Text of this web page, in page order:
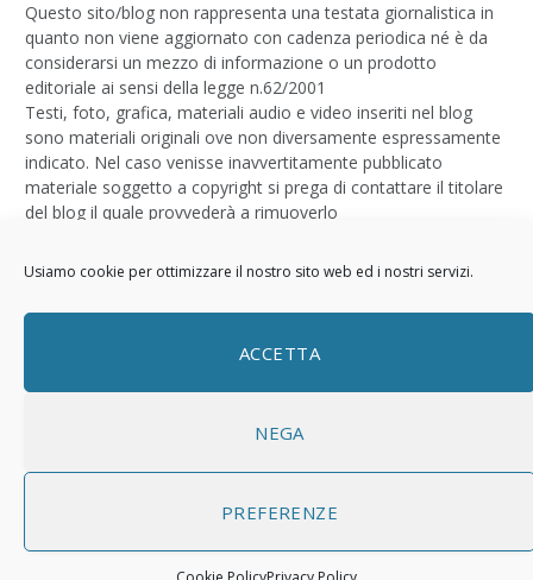
Usiamo cookie per ottimizzare il nostro sito web ed i nostri servizi.
ACCETTA
NEGA
PREFERENZE
Questo sito/blog non rappresenta una testata giornalistica in
quanto non viene aggiornato con cadenza periodica né è da
considerarsi un mezzo di informazione o un prodotto
editoriale ai sensi della legge n.62/2001
Testi, foto, grafica, materiali audio e video inseriti nel blog
sono materiali originali ove non diversamente espressamente
indicato. Nel caso venisse inavvertitamente pubblicato
materiale soggetto a copyright si prega di contattare il titolare
del blog il quale provvederà a rimuoverlo
Logo bySizegraph
© 2026 ThemeSphere. Designed byThemeSphere